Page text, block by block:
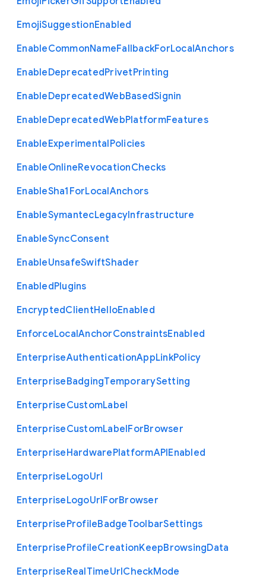
EmojiSuggestionEnabled
EnableCommonNameFallbackForLocalAnchors
EnableDeprecatedPrivetPrinting
EnableDeprecatedWebBasedSignin
EnableDeprecatedWebPlatformFeatures
EnableExperimentalPolicies
EnableOnlineRevocationChecks
EnableSha1 ForLocalAnchors
EnableSymantecLegacyInfrastructure
EnableSyncConsent
EnableUnsafeSwiftShader
EnabledPlugins
EncryptedClientHelloEnabled
EnforceLocalAnchorConstraintsEnabled
EnterpriseAuthenticationAppLinkPolicy
EnterpriseBadgingTemporarySetting
EnterpriseCustomLabel
EnterpriseCustomLabelForBrowser
EnterpriseHardwarePlatformAPIEnabled
EnterpriseLogoUrl
EnterpriseLogoUrlForBrowser
EnterpriseProfileBadgeToolbarSettings
EnterpriseProfileCreationKeepBrowsingData
EnterpriseRealTimeUrlCheckMode